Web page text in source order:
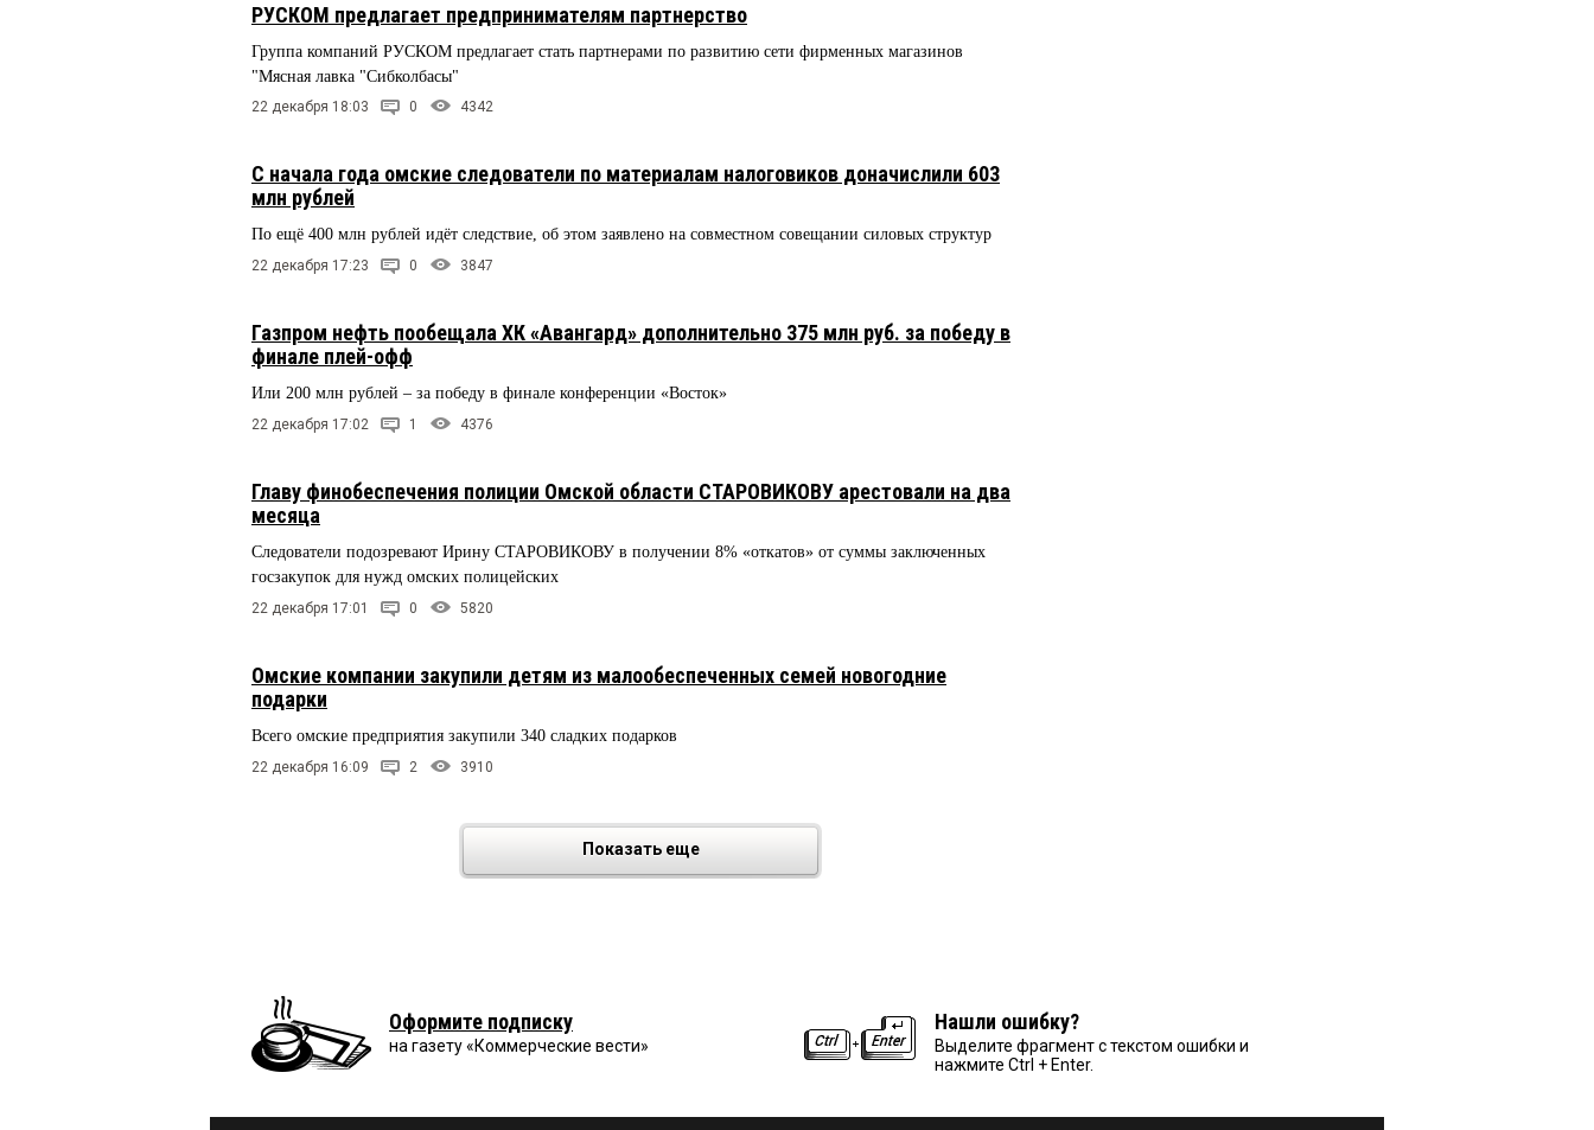
РУСКОМ предлагает предпринимателям партнерство
Группа компаний РУСКОМ предлагает стать партнерами по развитию сети фирменных магазинов
"Мясная лавка "Сибколбасы"
22 декабря 18:03 0 4342
С начала года омские следователи по материалам налоговиков доначислили 603
млн рублей
По ещё 400 млн рублей идёт следствие, об этом заявлено на совместном совещании силовых структур
22 декабря 17:23 0 3847
Газпром нефть пообещала ХК «Авангард» дополнительно 375 млн руб. за победу в
финале плей-офф
Или 200 млн рублей – за победу в финале конференции «Восток»
22 декабря 17:02 1 4376
Главу финобеспечения полиции Омской области СТАРОВИКОВУ арестовали на два
месяца
Следователи подозревают Ирину СТАРОВИКОВУ в получении 8% «откатов» от суммы заключенных
госзакупок для нужд омских полицейских
22 декабря 17:01 0 5820
Омские компании закупили детям из малообеспеченных семей новогодние
подарки
Всего омские предприятия закупили 340 сладких подарков
22 декабря 16:09 2 3910
Показать еще
Оформите подписку
на газету «Коммерческие вести»
Нашли ошибку?
Выделите фрагмент с текстом ошибки и
нажмите Ctrl + Enter.